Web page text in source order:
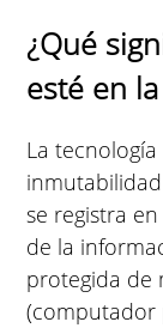
¿Qué
esté en
La
se registra
de la
protegida de
(computador